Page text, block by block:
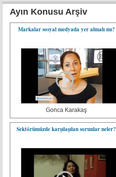
Ayın Konusu Arşiv
Markalar sosyal medyada yer almalı mı?
Gonca Karakaş
Sektörümüzde karşılaşılan sorunlar neler?